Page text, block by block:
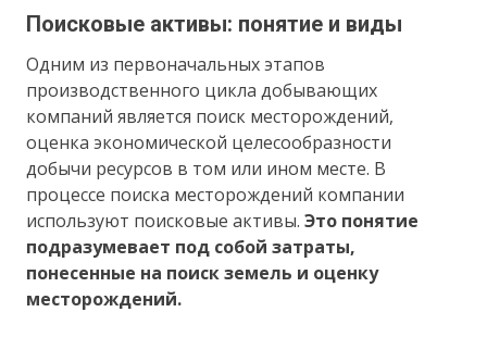
Поисковые активы: понятие и виды
Одним из первоначальных этапов
производственного цикла добывающих
компаний является поиск месторождений,
оценка экономической целесообразности
добычи ресурсов в том или ином месте. В
процессе поиска месторождений компании
используют поисковые активы.Это понятие
подразумевает под собой затраты,
понесенные на поиск земель и оценку
месторождений.